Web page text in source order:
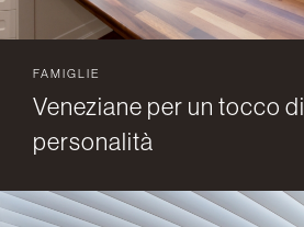
FAMIGLIE
Veneziane per un tocco di
personalità